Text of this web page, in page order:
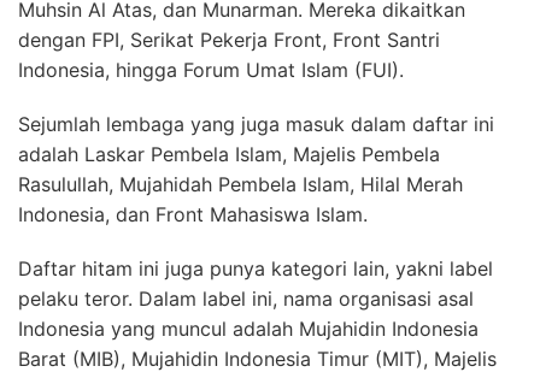
Muhsin Al Atas, dan Munarman. Mereka dikaitkan
dengan FPI, Serikat Pekerja Front, Front Santri
Indonesia, hingga Forum Umat Islam (FUI).
Sejumlah lembaga yang juga masuk dalam daftar ini
adalah Laskar Pembela Islam, Majelis Pembela
Rasulullah, Mujahidah Pembela Islam, Hilal Merah
Indonesia, dan Front Mahasiswa Islam.
Daftar hitam ini juga punya kategori lain, yakni label
pelaku teror. Dalam label ini, nama organisasi asal
Indonesia yang muncul adalah Mujahidin Indonesia
Barat (MIB), Mujahidin Indonesia Timur (MIT), Majelis